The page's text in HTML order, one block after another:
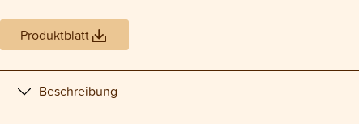
Produktblatt
Beschreibung